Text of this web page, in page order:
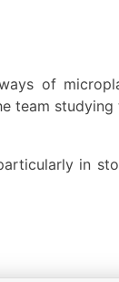
of
team
in